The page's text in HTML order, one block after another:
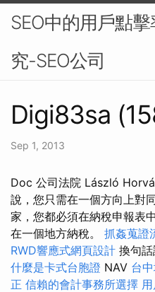
SEO中的用戶點
究-SEO公司
Digi83sa
Sep 1, 2013
Doc 公司法院 László
說，您只需在一個方向上對
家，您都必須在納稅申報表
在一個地方納稅。 抓姦蒐證
RWD響應式網頁設計 換句
什麼是卡式台胞證 NAV 台
正 信賴的會計事務所選擇